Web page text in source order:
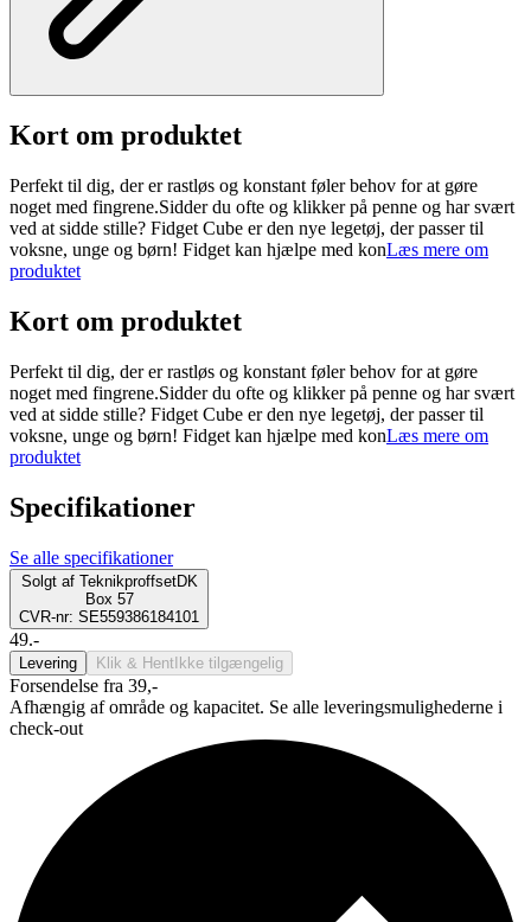
Kort om produktet
Perfekt til dig, der er rastløs og konstant føler behov for at gøre
noget med fingrene.Sidder du ofte og klikker på penne og har svært
ved at sidde stille? Fidget Cube er den nye legetøj, der passer til
voksne, unge og børn! Fidget kan hjælpe med konLæs mere om
produktet
Kort om produktet
Perfekt til dig, der er rastløs og konstant føler behov for at gøre
noget med fingrene.Sidder du ofte og klikker på penne og har svært
ved at sidde stille? Fidget Cube er den nye legetøj, der passer til
voksne, unge og børn! Fidget kan hjælpe med konLæs mere om
produktet
Specifikationer
Se alle specifikationer
Solgt af TeknikproffsetDK
Box 57
CVR-nr: SE559386184101
49.-
Levering Klik & Hent Ikke tilgængelig
Forsendelse fra 39,-
Afhængig af område og kapacitet. Se alle leveringsmulighederne i
check-out